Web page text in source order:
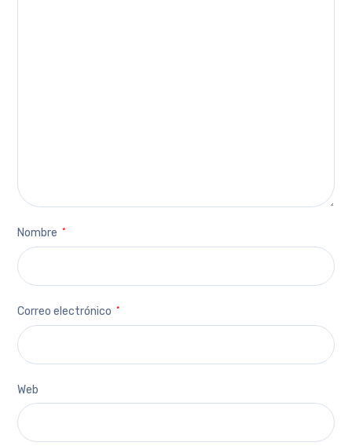
Nombre *
Correo electrónico *
Web